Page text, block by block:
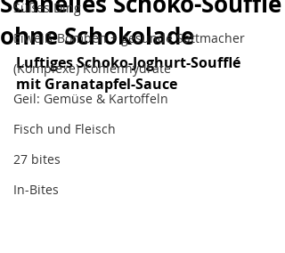
Süßes Ding
Eiweiß-Bomben + gesunde Sattmacher
(Komplexe) Kohlenhydrate
Geil: Gemüse & Kartoffeln
Fisch und Fleisch
27 bites
In-Bites
ohne Schokolade
Luftiges Schoko-Joghurt-Soufflé
mit Granatapfel-Sauce